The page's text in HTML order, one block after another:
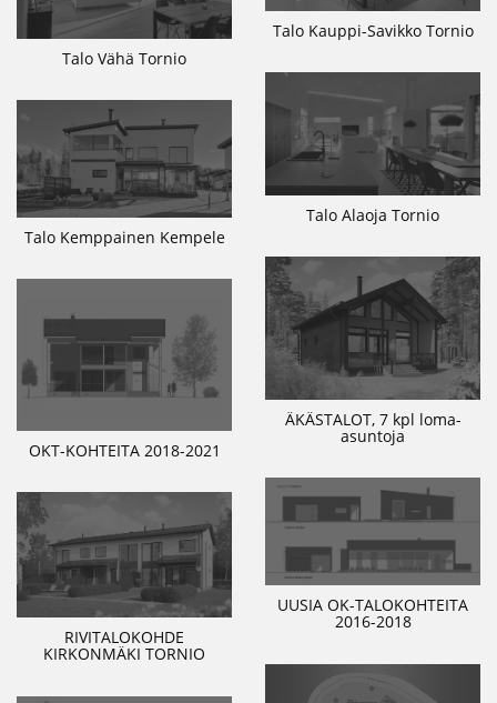
Talo Kauppi-Savikko Tornio
Talo Vähä Tornio
Talo Alaoja Tornio
Talo Kemppainen Kempele
ÄKÄSTALOT, 7 kpl loma-
asuntoja
OKT-KOHTEITA 2018-2021
UUSIA OK-TALOKOHTEITA
2016-2018
RIVITALOKOHDE
KIRKONMÄKI TORNIO